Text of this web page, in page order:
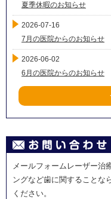
夏季休暇のお知らせ
2026-07-16
7月の医院からのお知らせ
2026-06-02
6月の医院からのお知らせ
メールフォームレーザー治
ングなど歯に関することな
ください。